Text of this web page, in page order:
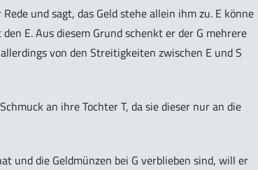
und sagt, das Geld stehe allein ihm zu. E könne
E. Aus diesem Grund schenkt er der G mehrere
von den Streitigkeiten zwischen E und S
an ihre Tochter T, da sie dieser nur an die
und die Geldmünzen bei G verblieben sind, will er